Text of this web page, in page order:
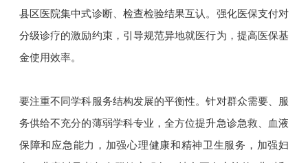
县区医院集中式诊断、检查检验结果互认。强化医保支付对
分级诊疗的激励约束，引导规范异地就医行为，提高医保基
金使用效率。
要注重不同学科服务结构发展的平衡性。针对群众需要、服
务供给不充分的薄弱学科专业，全方位提升急诊急救、血液
保障和应急能力，加强心理健康和精神卫生服务，加强妇